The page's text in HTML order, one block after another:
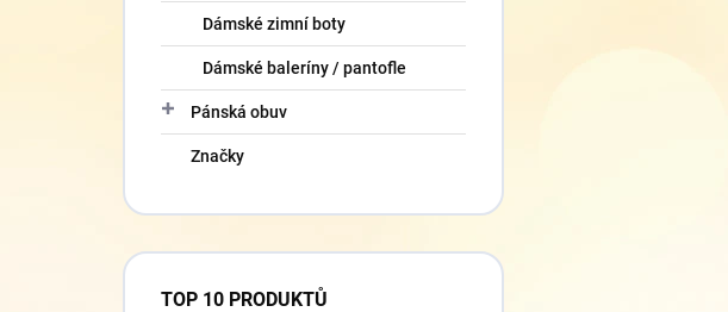
Dámské zimní boty
Dámské baleríny / pantofle
Pánská obuv
Značky
TOP 10 PRODUKTŮ